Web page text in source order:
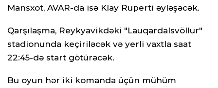
Mansxot, AVAR-da isə Klay Ruperti əyləşəcək.
Qarşılaşma, Reykyavikdəki "Lauqardalsvöllur"
stadionunda keçiriləcək və yerli vaxtla saat
22:45-də start götürəcək.
Bu oyun hər iki komanda üçün mühüm